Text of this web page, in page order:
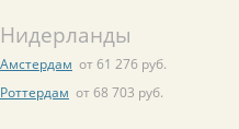
Нидерланды
Амстердам от 61 276 руб.
Роттердам от 68 703 руб.